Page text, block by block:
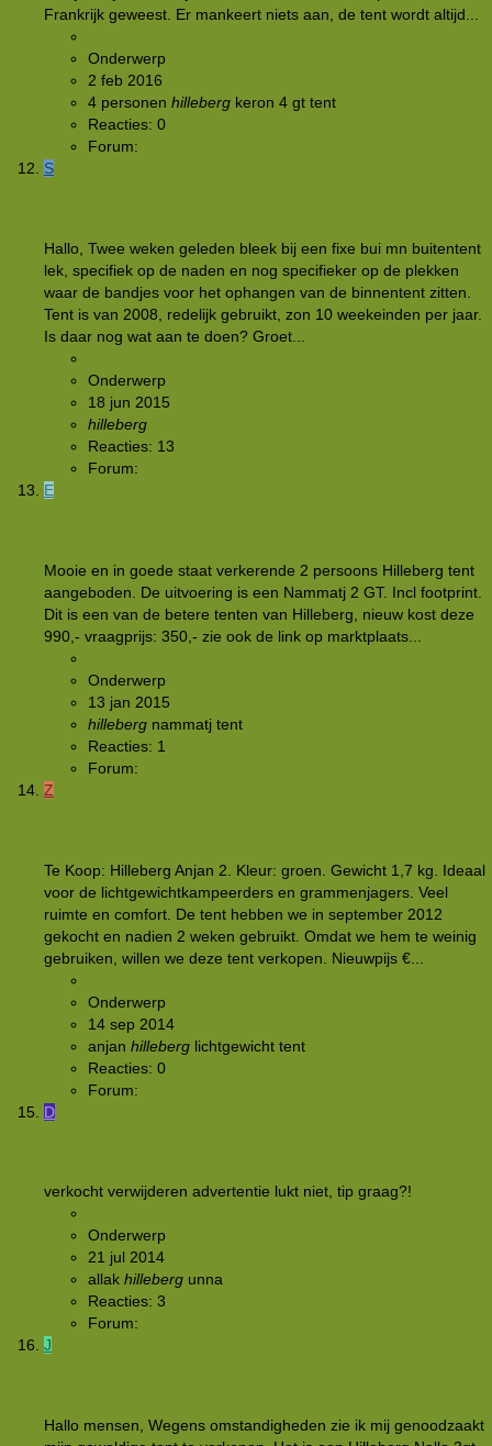
Frankrijk geweest. Er mankeert niets aan, de tent wordt altijd...
Onderwerp
2 feb 2016
4 personen hilleberg keron 4 gt tent
Reacties: 0
Forum:
S
Hallo, Twee weken geleden bleek bij een fixe bui mn buitentent
lek, specifiek op de naden en nog specifieker op de plekken
waar de bandjes voor het ophangen van de binnentent zitten.
Tent is van 2008, redelijk gebruikt, zon 10 weekeinden per jaar.
Is daar nog wat aan te doen? Groet...
Onderwerp
18 jun 2015
hilleberg
Reacties: 13
Forum:
E
Mooie en in goede staat verkerende 2 persoons Hilleberg tent
aangeboden. De uitvoering is een Nammatj 2 GT. Incl footprint.
Dit is een van de betere tenten van Hilleberg, nieuw kost deze
990,- vraagprijs: 350,- zie ook de link op marktplaats...
Onderwerp
13 jan 2015
hilleberg nammatj tent
Reacties: 1
Forum:
Z
Te Koop: Hilleberg Anjan 2. Kleur: groen. Gewicht 1,7 kg. Ideaal
voor de lichtgewichtkampeerders en grammenjagers. Veel
ruimte en comfort. De tent hebben we in september 2012
gekocht en nadien 2 weken gebruikt. Omdat we hem te weinig
gebruiken, willen we deze tent verkopen. Nieuwpijs €...
Onderwerp
14 sep 2014
anjan hilleberg lichtgewicht tent
Reacties: 0
Forum:
D
verkocht verwijderen advertentie lukt niet, tip graag?!
Onderwerp
21 jul 2014
allak hilleberg unna
Reacties: 3
Forum:
J
Hallo mensen, Wegens omstandigheden zie ik mij genoodzaakt